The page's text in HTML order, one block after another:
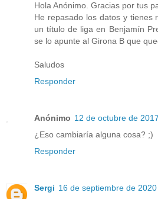
Hola Anónimo. Gracias por tus
He repasado los datos y tienes
un título de liga en Benjamín
se lo apunte al Girona B que
Saludos
Responder
Anónimo 12 de octubre de
¿Eso cambiaría alguna cosa? ;)
Responder
Sergi 16 de septiembre de